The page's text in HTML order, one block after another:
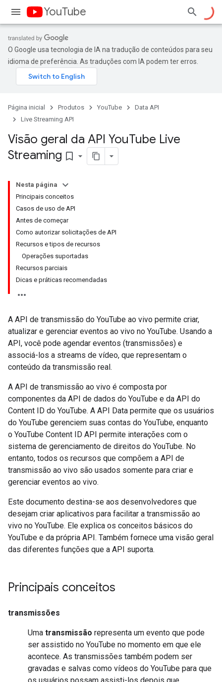
YouTube
O Google usa tecnologia de IA na tradução de conteúdos para seu
idioma de preferência. As traduções com IA podem ter erros.
Página inicial Produtos YouTube
Data API
Live Streaming API
Visão geral da API YouTube Live
Streaming bookmark_border
Nesta página
Principais conceitos
Casos de uso de API
Antes de começar
Como autorizar solicitações de API
Recursos e tipos de recursos
Operações suportadas
Recursos parciais
Dicas e práticas recomendadas
A API de transmissão do YouTube ao vivo permite criar,
atualizar e gerenciar eventos ao vivo no YouTube. Usando a
API, você pode agendar eventos (transmissões) e
associá-los a streams de vídeo, que representam o
conteúdo da transmissão real.
A API de transmissão ao vivo é composta por
componentes da API de dados do YouTube e da API do
Content ID do YouTube. A API Data permite que os usuários
do YouTube gerenciem suas contas do YouTube, enquanto
o YouTube Content ID API permite interações com o
sistema de gerenciamento de direitos do YouTube. No
entanto, todos os recursos que compõem a API de
transmissão ao vivo são usados somente para criar e
gerenciar eventos ao vivo.
Este documento destina-se aos desenvolvedores que
desejam criar aplicativos para facilitar a transmissão ao
vivo no YouTube. Ele explica os conceitos básicos do
YouTube e da própria API. Também fornece uma visão geral
das diferentes funções que a API suporta.
Principais conceitos
transmissões
Uma transmissão representa um evento que pode
ser assistido no YouTube no momento em que ele
acontece. As transmissões também podem ser
gravadas e salvas como vídeos do YouTube para que